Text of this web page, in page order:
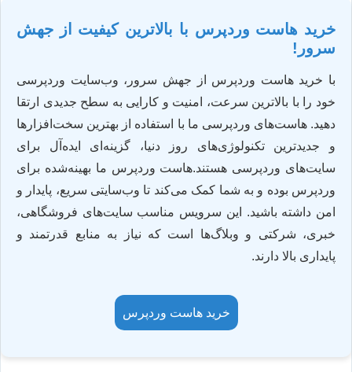
خرید هاست وردپرس با بالاترین کیفیت از جهش
سرور!
با خرید هاست وردپرس از جهش سرور، وب‌سایت وردپرسی
خود را با بالاترین سرعت، امنیت و کارایی به سطح جدیدی ارتقا
دهید. هاست‌های وردپرسی ما با استفاده از بهترین سخت‌افزارها
و جدیدترین تکنولوژی‌های روز دنیا، گزینه‌ای ایده‌آل برای
سایت‌های وردپرسی هستند.هاست وردپرس ما بهینه‌شده برای
وردپرس بوده و به شما کمک می‌کند تا وب‌سایتی سریع، پایدار و
امن داشته باشید. این سرویس مناسب سایت‌های فروشگاهی،
خبری، شرکتی و وبلاگ‌ها است که نیاز به منابع قدرتمند و
پایداری بالا دارند.
خرید هاست وردپرس